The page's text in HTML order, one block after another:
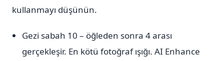
kullanmayı düşünün.
Gezi sabah 10 – öğleden sonra 4 arası
gerçekleşir. En kötü fotoğraf ışığı. AI Enhance